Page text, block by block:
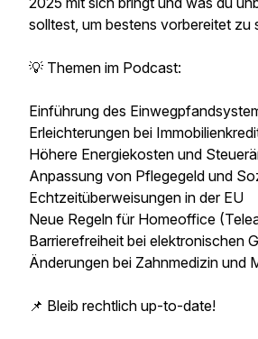
solltest, um bestens vorbereitet zu
💡 Themen im Podcast:
Einführung des
Erleichterungen bei
Höhere Energiekosten und
Anpassung von Pflegegeld und
Echtzeitüberweisungen in der EU
Neue Regeln für Homeoffice
Barrierefreiheit bei elektronischen
Änderungen bei Zahnmedizin und
📌 Bleib rechtlich up-to-date!